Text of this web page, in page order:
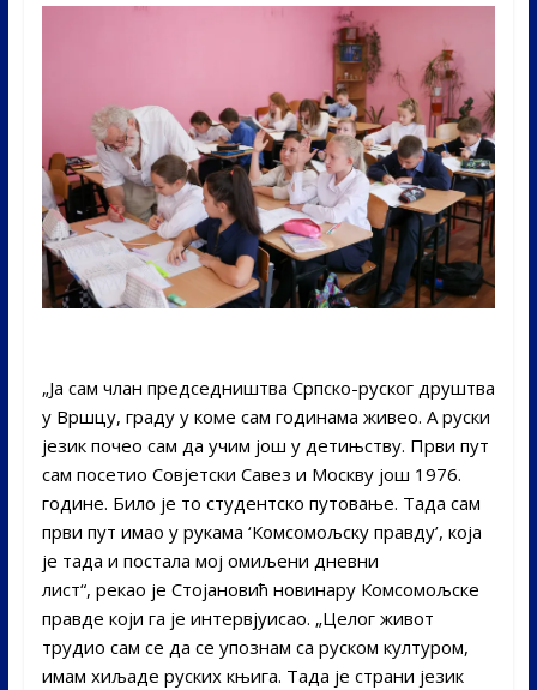
„Ја сам члан председништва Српско-руског друштва
у Вршцу, граду у коме сам годинама живео. А руски
језик почео сам да учим још у детињству. Први пут
сам посетио Совјетски Савез и Москву још 1976.
године. Било је то студентско путовање. Тада сам
први пут имао у рукама ‘Комсомољску правду’, која
је тада и постала мој омиљени дневни
лист“, рекао је Стојановић новинару Комсомољске
правде који га је интервјуисао. „Целог живот
трудио сам се да се упознам са руском културом,
имам хиљаде руских књига. Тада је страни језик